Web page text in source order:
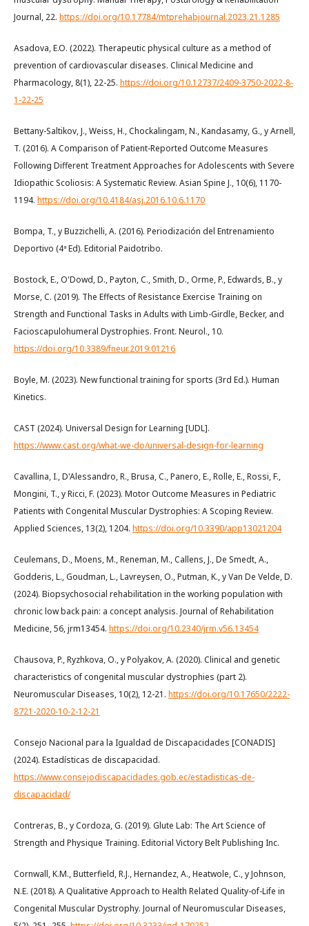
Journal, 22. https://doi.org/10.17784/mtprehabjournal.2023.21.1285
Asadova, E.O. (2022). Therapeutic physical culture as a method of
prevention of cardiovascular diseases. Clinical Medicine and
Pharmacology, 8(1), 22-25. https://doi.org/10.12737/2409-3750-2022-8-
1-22-25
Bettany-Saltikov, J., Weiss, H., Chockalingam, N., Kandasamy, G., y Arnell,
T. (2016). A Comparison of Patient-Reported Outcome Measures
Following Different Treatment Approaches for Adolescents with Severe
Idiopathic Scoliosis: A Systematic Review. Asian Spine J., 10(6), 1170-
1194. https://doi.org/10.4184/asj.2016.10.6.1170
Bompa, T., y Buzzichelli, A. (2016). Periodización del Entrenamiento
Deportivo (4ª Ed). Editorial Paidotribo.
Bostock, E., O'Dowd, D., Payton, C., Smith, D., Orme, P., Edwards, B., y
Morse, C. (2019). The Effects of Resistance Exercise Training on
Strength and Functional Tasks in Adults with Limb-Girdle, Becker, and
Facioscapulohumeral Dystrophies. Front. Neurol., 10.
https://doi.org/10.3389/fneur.2019.01216
Boyle, M. (2023). New functional training for sports (3rd Ed.). Human
Kinetics.
CAST (2024). Universal Design for Learning [UDL].
https://www.cast.org/what-we-do/universal-design-for-learning
Cavallina, I., D'Alessandro, R., Brusa, C., Panero, E., Rolle, E., Rossi, F.,
Mongini, T., y Ricci, F. (2023). Motor Outcome Measures in Pediatric
Patients with Congenital Muscular Dystrophies: A Scoping Review.
Applied Sciences, 13(2), 1204. https://doi.org/10.3390/app13021204
Ceulemans, D., Moens, M., Reneman, M., Callens, J., De Smedt, A.,
Godderis, L., Goudman, L., Lavreysen, O., Putman, K., y Van De Velde, D.
(2024). Biopsychosocial rehabilitation in the working population with
chronic low back pain: a concept analysis. Journal of Rehabilitation
Medicine, 56, jrm13454. https://doi.org/10.2340/jrm.v56.13454
Chausova, P., Ryzhkova, O., y Polyakov, A. (2020). Clinical and genetic
characteristics of congenital muscular dystrophies (part 2).
Neuromuscular Diseases, 10(2), 12-21. https://doi.org/10.17650/2222-
8721-2020-10-2-12-21
Consejo Nacional para la Igualdad de Discapacidades [CONADIS]
(2024). Estadísticas de discapacidad.
https://www.consejodiscapacidades.gob.ec/estadisticas-de-
discapacidad/
Contreras, B., y Cordoza, G. (2019). Glute Lab: The Art Science of
Strength and Physique Training. Editorial Victory Belt Publishing Inc.
Cornwall, K.M., Butterfield, R.J., Hernandez, A., Heatwole, C., y Johnson,
N.E. (2018). A Qualitative Approach to Health Related Quality-of-Life in
Congenital Muscular Dystrophy. Journal of Neuromuscular Diseases,